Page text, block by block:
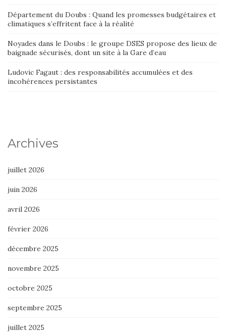
Département du Doubs : Quand les promesses budgétaires et
climatiques s’effritent face à la réalité
Noyades dans le Doubs : le groupe DSES propose des lieux de
baignade sécurisés, dont un site à la Gare d’eau
Ludovic Fagaut : des responsabilités accumulées et des
incohérences persistantes
Archives
juillet 2026
juin 2026
avril 2026
février 2026
décembre 2025
novembre 2025
octobre 2025
septembre 2025
juillet 2025